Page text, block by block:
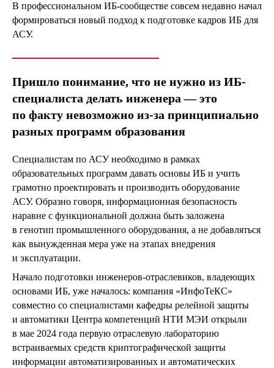
В профессиональном ИБ-сообществе совсем недавно начал
формироваться новый подход к подготовке кадров ИБ для
АСУ.
Пришло понимание, что не нужно из ИБ-
специалиста делать инженера — это
по факту невозможно из-за принципиально
разных программ образования
Специалистам по АСУ необходимо в рамках
образовательных программ давать основы ИБ и учить
грамотно проектировать и производить оборудование
АСУ. Образно говоря, информационная безопасность
наравне с функциональной должна быть заложена
в генотип промышленного оборудования, а не добавляться
как вынужденная мера уже на этапах внедрения
и эксплуатации.
Начало подготовки инженеров-отраслевиков, владеющих
основами ИБ, уже началось: компания «ИнфоТеКС»
совместно со специалистами кафедры релейной защиты
и автоматики Центра компетенций НТИ МЭИ открыли
в мае 2024 года первую отраслевую лабораторию
встраиваемых средств криптографической защиты
информации автоматизированных и автоматических